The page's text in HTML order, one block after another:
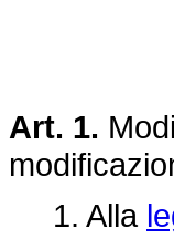
Art. 1.
1. Alla